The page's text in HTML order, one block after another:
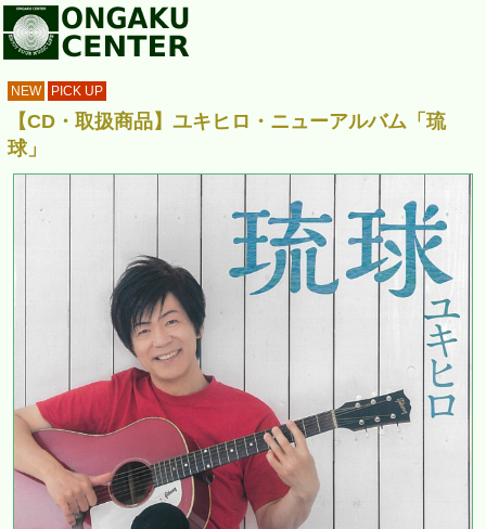
NEW PICK UP
【CD・取扱商品】ユキヒロ・ニューアルバム「琉
球」